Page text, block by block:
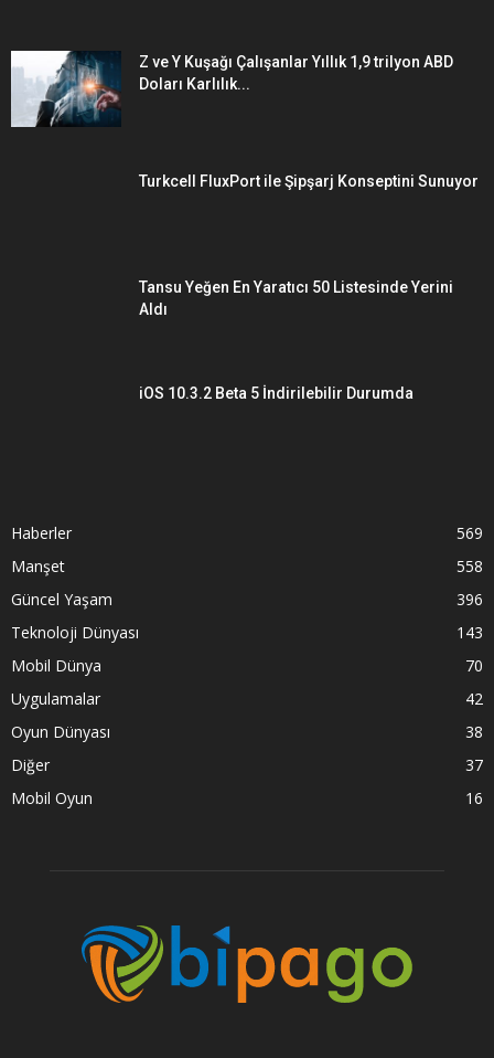
Z ve Y Kuşağı Çalışanlar Yıllık 1,9 trilyon ABD
Doları Karlılık...
Turkcell FluxPort ile Şipşarj Konseptini Sunuyor
Tansu Yeğen En Yaratıcı 50 Listesinde Yerini
Aldı
iOS 10.3.2 Beta 5 İndirilebilir Durumda
Haberler
569
Manşet
558
Güncel Yaşam
396
Teknoloji Dünyası
143
Mobil Dünya
70
Uygulamalar
42
Oyun Dünyası
38
Diğer
37
Mobil Oyun
16